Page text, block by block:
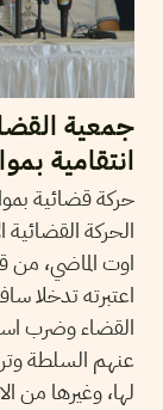
جمعية
انتقامية
حركة قضائية
اوت الماضي، من
اعتبرته تدخلا
القضاء وضرب
عنهم السلطة
لها، وغيرها من